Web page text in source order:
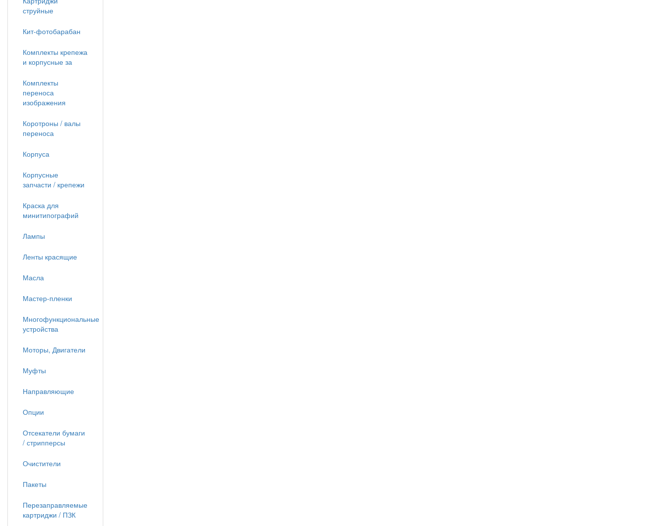
струйные
Кит-фотобарабан
Комплекты крепежа
и корпусные за
Комплекты
переноса
изображения
Коротроны / валы
переноса
Корпуса
Корпусные
запчасти / крепежи
Краска для
минитипографий
Лампы
Ленты красящие
Масла
Мастер-пленки
Многофункциональные
устройства
Моторы, Двигатели
Муфты
Направляющие
Опции
Отсекатели бумаги
/ стрипперсы
Очистители
Пакеты
Перезаправляемые
картриджи / ПЗК